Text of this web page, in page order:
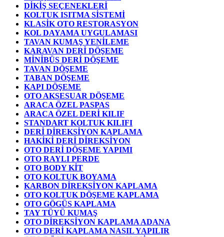
DİKİŞ SEÇENEKLERİ
KOLTUK ISITMA SİSTEMİ
KLASİK OTO RESTORASYON
KOL DAYAMA UYGULAMASI
TAVAN KUMAŞ YENİLEME
KARAVAN DERİ DÖŞEME
MİNİBÜS DERİ DÖŞEME
TAVAN DÖŞEME
TABAN DÖŞEME
KAPI DÖŞEME
OTO AKSESUAR DÖŞEME
ARACA ÖZEL PASPAS
ARACA ÖZEL DERİ KILIF
STANDART KOLTUK KILIFI
DERİ DİREKSİYON KAPLAMA
HAKİKİ DERİ DİREKSİYON
OTO DERİ DÖŞEME YAPIMI
OTO RAYLI PERDE
OTO BODY KİT
OTO KOLTUK BOYAMA
KARBON DİREKSİYON KAPLAMA
OTO KOLTUK DÖŞEME KAPLAMA
OTO GÖGÜS KAPLAMA
TAY TÜYÜ KUMAŞ
OTO DİREKSİYON KAPLAMA ADANA
OTO DERİ KAPLAMA NASIL YAPILIR